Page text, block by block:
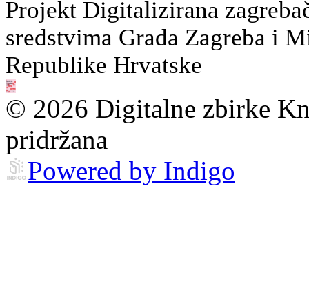
Projekt Digitalizirana
sredstvima Grada Zagreba i
Republike Hrvatske
© 2026 Digitalne zbirke
pridržana
Powered by Indigo